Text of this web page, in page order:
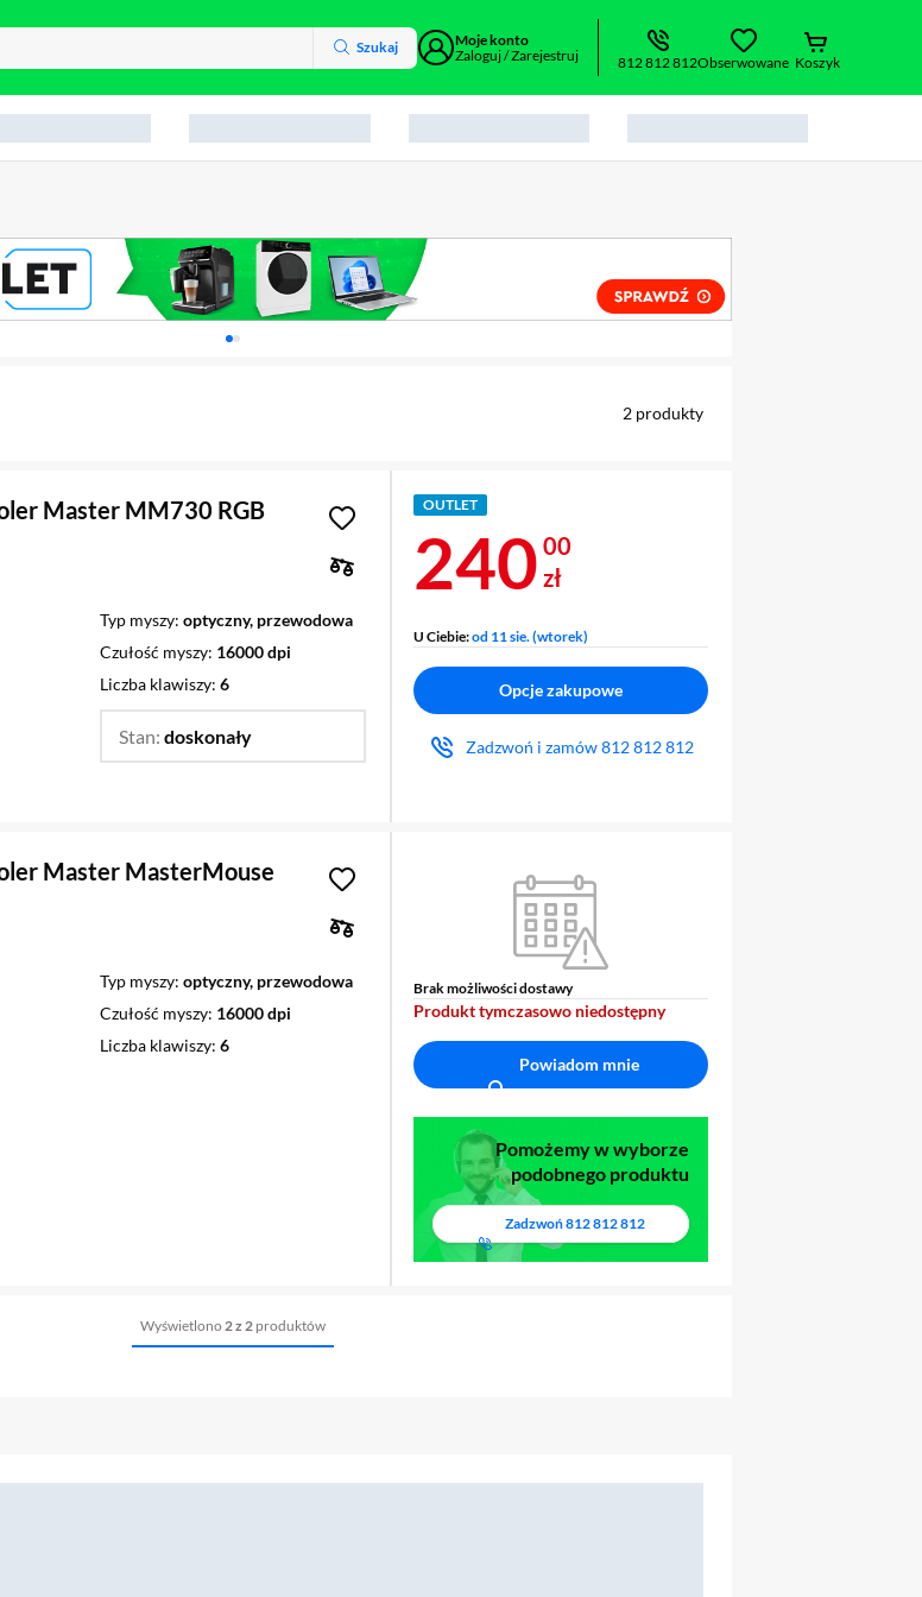
Szukaj
Moje konto
Zaloguj / Zarejestruj
812 812 812Obserwowane Koszyk
Karuzela z banerami, aktualny element 1 z 2
2 produkty
Master MM730 RGB
Typ myszy optyczny, przewodowa
Czułość myszy 16000 dpi
Liczba klawiszy 6
Stan: doskonały
OUTLET
Cena 240 zł
240 00
zł
U Ciebie:od 11 sie. (wtorek)
Opcje zakupowe
Zadzwoń i zamów812 812 812
Master MasterMouse
Typ myszy optyczny, przewodowa
Czułość myszy 16000 dpi
Liczba klawiszy 6
Brak możliwości dostawy
Produkt tymczasowo niedostępny
Powiadom mnie
Pomożemy w wyborze
podobnego produktu
Zadzwoń812 812 812
Wyświetlono 2 z 2 produktów